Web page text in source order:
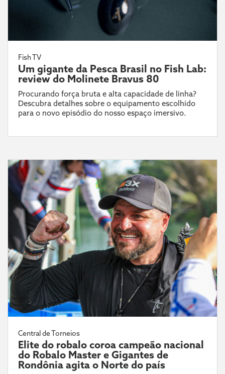
Fish TV
Um gigante da Pesca Brasil no Fish Lab:
review do Molinete Bravus 80
Procurando força bruta e alta capacidade de linha?
Descubra detalhes sobre o equipamento escolhido
para o novo episódio do nosso espaço imersivo.
Central de Torneios
Elite do robalo coroa campeão nacional
do Robalo Master e Gigantes de
Rondônia agita o Norte do país